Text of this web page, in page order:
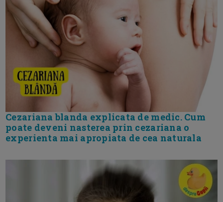
Cezariana blanda explicata de medic. Cum
poate deveni nasterea prin cezariana o
experienta mai apropiata de cea naturala